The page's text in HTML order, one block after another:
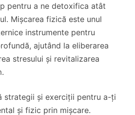
pentru a ne detoxifica atât
Mișcarea fizică este unul
instrumente pentru
ajutând la eliberarea
stresului și revitalizarea
strategii și exerciții pentru a-ți
și fizic prin mișcare.